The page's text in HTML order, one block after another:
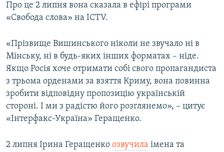
Про це 2 липня вона сказала в ефірі програми
«Свобода слова» на ICTV.
«Прізвище Вишинського ніколи не звучало ні в
Мінську, ні в будь-яких інших форматах – ніде.
Якщо Росія хоче отримати собі свого пропагандиста
з трьома орденами за взяття Криму, вона повинна
зробити відповідну пропозицію українській
стороні. І ми з радістю його розглянемо», – цитує
«Інтерфакс-Україна» Геращенко.
2 липня Ірина Геращенко озвучила імена та